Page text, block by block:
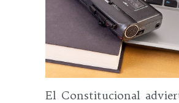
El Constitucional